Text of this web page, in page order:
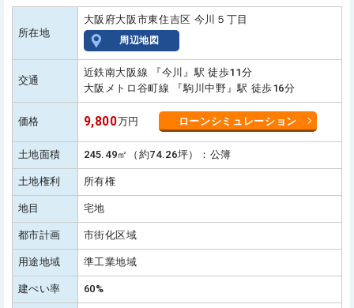
所在地
大阪府大阪市東住吉区 今川５丁目
周辺地図
交通
近鉄南大阪線 『今川』駅 徒歩11分
大阪メトロ谷町線 『駒川中野』駅 徒歩16分
価格 9,800万円 ローンシミュレーション
土地面積 245.49㎡（約74.26坪）：公簿
土地権利 所有権
地目 宅地
都市計画 市街化区域
用途地域 準工業地域
建ぺい率 60%